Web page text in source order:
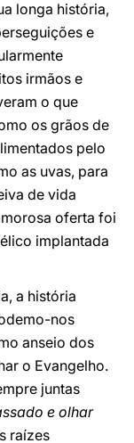
longa história,
e
irmãos e
o que
os grãos de
pelo
as uvas, para
de vida
oferta foi
implantada
a história
nos
anseio dos
o Evangelho.
juntas
e olhar
raízes